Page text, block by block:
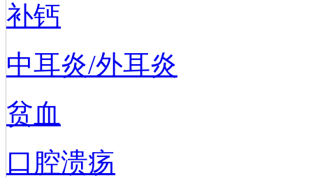
补钙
中耳炎/外耳炎
贫血
口腔溃疡